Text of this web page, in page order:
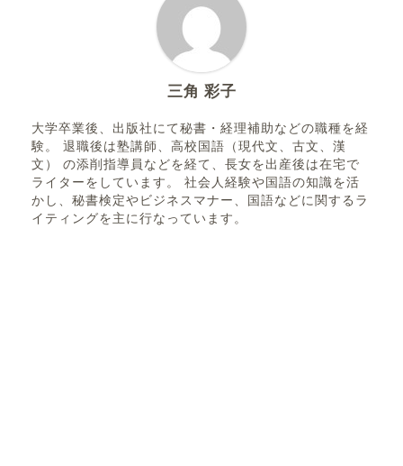
三角 彩子
大学卒業後、出版社にて秘書・経理補助などの職種を経
験。 退職後は塾講師、高校国語（現代文、古文、漢
文） の添削指導員などを経て、長女を出産後は在宅で
ライターをしています。 社会人経験や国語の知識を活
かし、秘書検定やビジネスマナー、国語などに関するラ
イティングを主に行なっています。